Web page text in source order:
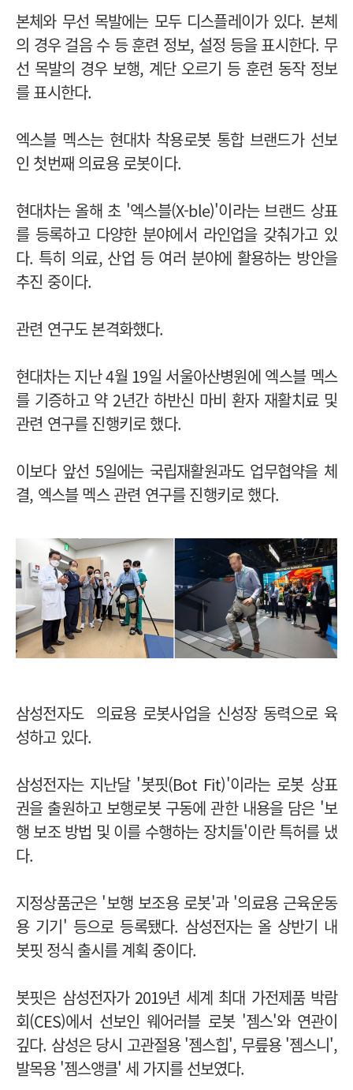
본체와 무선 목발에는 모두 디스플레이가 있다. 본체
의 경우 걸음 수 등 훈련 정보, 설정 등을 표시한다. 무
선 목발의 경우 보행, 계단 오르기 등 훈련 동작 정보
를 표시한다.
엑스블 멕스는 현대차 착용로봇 통합 브랜드가 선보
인 첫번째 의료용 로봇이다.
현대차는 올해 초 '엑스블(X-ble)'이라는 브랜드 상표
를 등록하고 다양한 분야에서 라인업을 갖춰가고 있
다. 특히 의료, 산업 등 여러 분야에 활용하는 방안을
추진 중이다.
관련 연구도 본격화했다.
현대차는 지난 4월 19일 서울아산병원에 엑스블 멕스
를 기증하고 약 2년간 하반신 마비 환자 재활치료 및
관련 연구를 진행키로 했다.
이보다 앞선 5일에는 국립재활원과도 업무협약을 체
결, 엑스블 멕스 관련 연구를 진행키로 했다.
삼성전자도 의료용 로봇사업을 신성장 동력으로 육
성하고 있다.
삼성전자는 지난달 '봇핏(Bot Fit)'이라는 로봇 상표
권을 출원하고 보행로봇 구동에 관한 내용을 담은 '보
행 보조 방법 및 이를 수행하는 장치들'이란 특허를 냈
다.
지정상품군은 '보행 보조용 로봇'과 '의료용 근육운동
용 기기' 등으로 등록됐다. 삼성전자는 올 상반기 내
봇핏 정식 출시를 계획 중이다.
봇핏은 삼성전자가 2019년 세계 최대 가전제품 박람
회(CES)에서 선보인 웨어러블 로봇 '젬스'와 연관이
깊다. 삼성은 당시 고관절용 '젬스힙', 무릎용 '젬스니',
발목용 '젬스앵클' 세 가지를 선보였다.